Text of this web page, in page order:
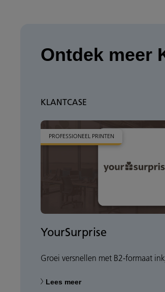
Ontdek meer
KLANTCASE
PROFESSIONEEL PRINTEN
YourSurprise
Groei versnellen met B2-formaat
Lees meer